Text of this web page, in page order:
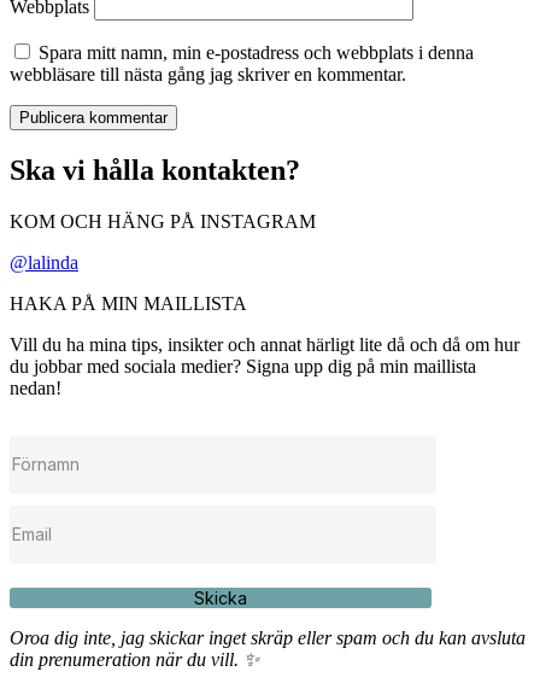
Webbplats
Spara mitt namn, min e-postadress och webbplats i denna
webbläsare till nästa gång jag skriver en kommentar.
Ska vi hålla kontakten?
KOM OCH HÄNG PÅ INSTAGRAM
@lalinda
HAKA PÅ MIN MAILLISTA
Vill du ha mina tips, insikter och annat härligt lite då och då om hur
du jobbar med sociala medier? Signa upp dig på min maillista
nedan!
Skicka
Oroa dig inte, jag skickar inget skräp eller spam och du kan avsluta
din prenumeration när du vill. ✨